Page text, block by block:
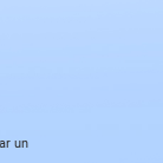
un